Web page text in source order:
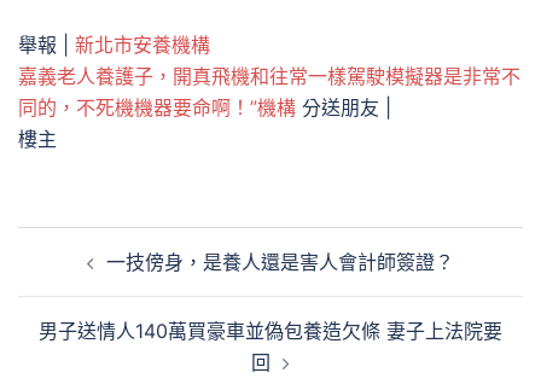
舉報 | 新北市安養機構
嘉義老人養護子，開真飛機和往常一樣駕駛模擬器是非常不
同的，不死機機器要命啊！”機構 分送朋友 |
樓主
覽
一技傍身，是養人還是害人會計師簽證？
男子送情人140萬買豪車並偽包養造欠條 妻子上法院要
回